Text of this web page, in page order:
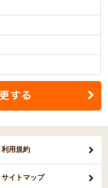
利用規約
サイトマップ